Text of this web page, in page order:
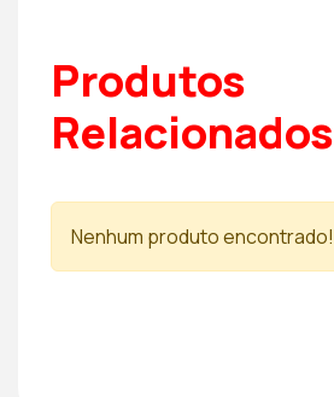
Produtos
Relacionados
Nenhum produto encontrado!